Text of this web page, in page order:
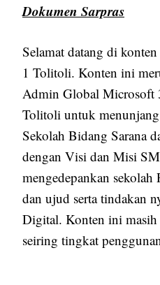
Dokumen Sarpras
Selamat datang di
1 Tolitoli. Konten ini
Admin Global Microsoft
Tolitoli untuk
Sekolah Bidang Sarana
dengan Visi dan Misi
mengedepankan sekolah
dan ujud serta tindakan
Digital. Konten ini
seiring tingkat